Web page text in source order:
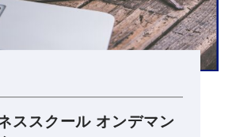
ススクール オンデマン